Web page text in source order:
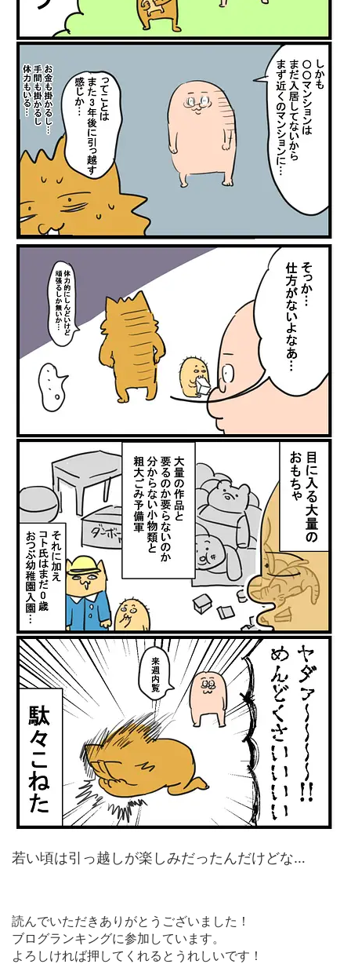
若い頃は引っ越しが楽しみだったんだけどな…
読んでいただきありがとうございました！
ブログランキングに参加しています。
よろしければ押してくれるとうれしいです！